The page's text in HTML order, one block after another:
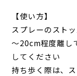
【使い方】
スプレーのスト
～20cm程度離し
してください
持ち歩く際は、